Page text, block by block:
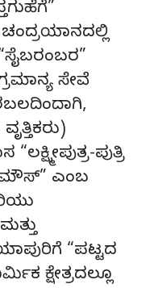
ಸೇವೆ
ಪುತ್ರಿ
ಮೌಸ್” ಎಂಬ
“ಪಟ್ಟದ
ಕ್ಷೇತ್ರದಲ್ಲೂ